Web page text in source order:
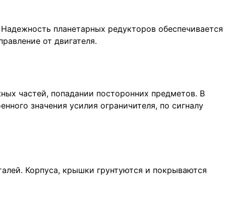
планетарных редукторов обеспечивается
от двигателя.
частей, попадании посторонних предметов. В
значения усилия ограничителя, по сигналу
Корпуса, крышки грунтуются и покрываются